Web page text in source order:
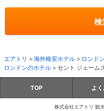
検
エアトリ 海外格安ホテル
ロンド
ロンドンのホテル
セント ジェーム
TOP よ
株式会社エアトリ 観